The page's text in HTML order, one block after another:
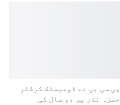
پی سی بی نے ڈومیسٹک کرکٹر
حمزہ نذر پر دو سال کی